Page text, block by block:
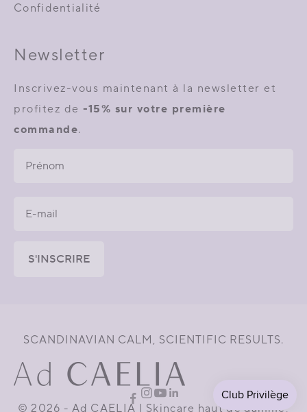
Confidentialité
Newsletter
Inscrivez-vous maintenant à la newsletter et
profitez de -15% sur votre première
commande.
S'INSCRIRE
SCANDINAVIAN CALM, SCIENTIFIC RESULTS.
© 2026 - Ad CAELIA | Skincare haut de gamme,